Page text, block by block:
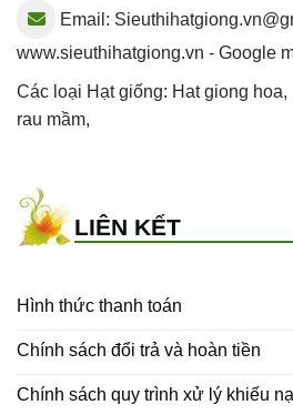
Email:
www.sieuthihatgiong.vn - Google
Các loại Hạt giống: Hat giong hoa,
rau mầm,
LIÊN KẾT
Hình thức thanh toán
Chính sách đổi trả và hoàn tiền
Chính sách quy trình xử lý khiếu